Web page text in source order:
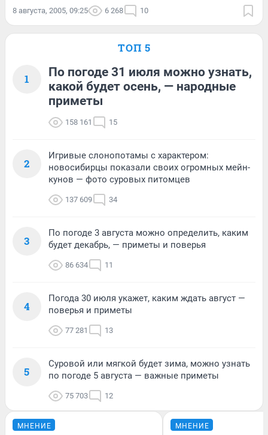
8 августа, 2005, 09:25 6 268 10
ТОП 5
1
По погоде 31 июля можно узнать,
какой будет осень, — народные
приметы
158 161 15
2
Игривые слонопотамы с характером:
новосибирцы показали своих огромных мейн-
кунов — фото суровых питомцев
137 609 34
3
По погоде 3 августа можно определить, каким
будет декабрь, — приметы и поверья
86 634 11
4
Погода 30 июля укажет, каким ждать август —
поверья и приметы
77 281 13
5
Суровой или мягкой будет зима, можно узнать
по погоде 5 августа — важные приметы
75 703 12
МНЕНИЕ МНЕНИЕ